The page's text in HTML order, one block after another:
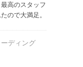
高のスタッフ
ので大満足。
ーディング